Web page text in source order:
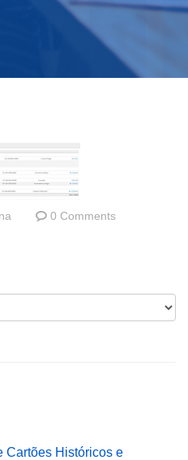
0 Comments
Cartões Históricos e